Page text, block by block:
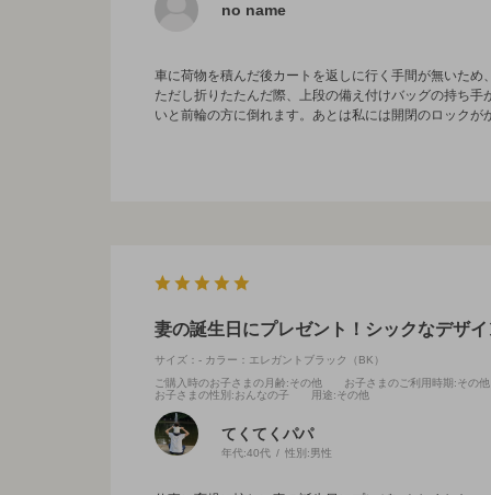
no name
車に荷物を積んだ後カートを返しに行く手間が無いた
ただし折りたたんだ際、上段の備え付けバッグの持ち
いと前輪の方に倒れます。あとは私には開閉のロック
妻の誕生日にプレゼント！シックなデザ
サイズ：- カラー：エレガントブラック（BK）
ご購入時のお子さまの月齢:その他 お子さまのご利用時期 :その他
お子さまの性別 :おんなの子 用途:その他
てくてくパパ
年代:40代 性別:男性